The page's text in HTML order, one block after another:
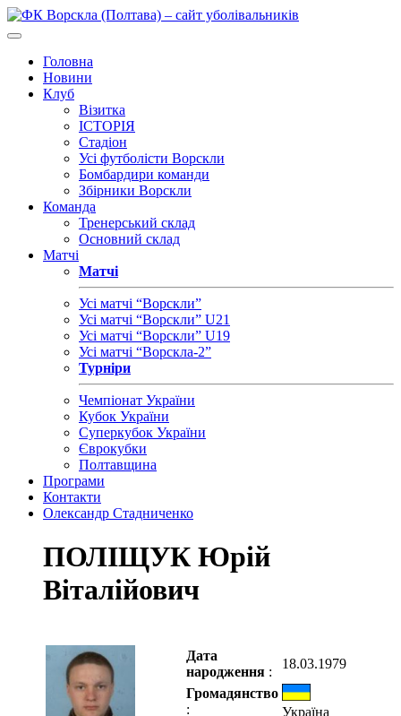
Головна
Новини
Клуб
Візитка
ІСТОРІЯ
Стадіон
Усі футболісти Ворскли
Бомбардири команди
Збірники Ворскли
Команда
Тренерський склад
Основний склад
Матчі
Матчі
Усі матчі “Ворскли”
Усі матчі “Ворскли” U21
Усі матчі “Ворскли” U19
Усі матчі “Ворскла-2”
Турніри
Чемпіонат України
Кубок України
Суперкубок України
Єврокубки
Полтавщина
Програми
Контакти
Олександр Стадниченко
ПОЛІЩУК Юрій
Віталійович
Дата
народження :
18.03.1979
Громадянство
:
Україна